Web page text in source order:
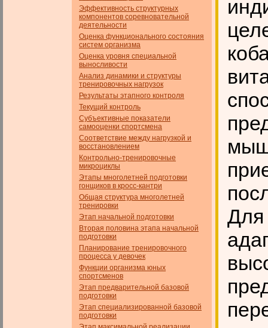
Эффективность структурных
компонентов соревновательной
деятельности
Оценка функционального состояния
систем организма
Оценка уровня специальной
выносливости
Анализ динамики и структуры
тренировочных нагрузок
Результаты этапного контроля
Текущий контроль
Субъективные показатели
самооценки спортсмена
Соответствие между нагрузкой и
восстановлением
Контрольно-тренировочные
микроциклы
Этапы многолетней подготовки
гонщиков в кросс-кантри
Общая структура многолетней
тренировки
Этап начальной подготовки
Вторая половина этапа начальной
подготовки
Планирование тренировочного
процесса у девочек
Функции организма юных
спортсменов
Этап предварительной базовой
подготовки
Этап специализированной базовой
подготовки
Для